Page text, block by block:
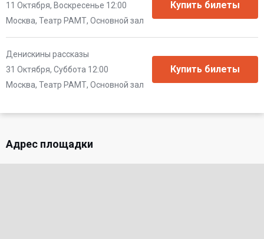
11 Октября, Воскресенье 12:00
Москва, Театр РАМТ, Основной зал
Денискины рассказы
31 Октября, Суббота 12:00
Москва, Театр РАМТ, Основной зал
Адрес площадки